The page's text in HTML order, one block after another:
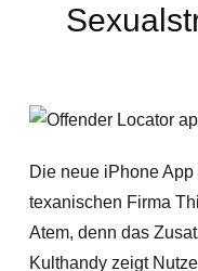
Die neue iPhone App
texanischen Firma
Atem, denn das
Kulthandy zeigt